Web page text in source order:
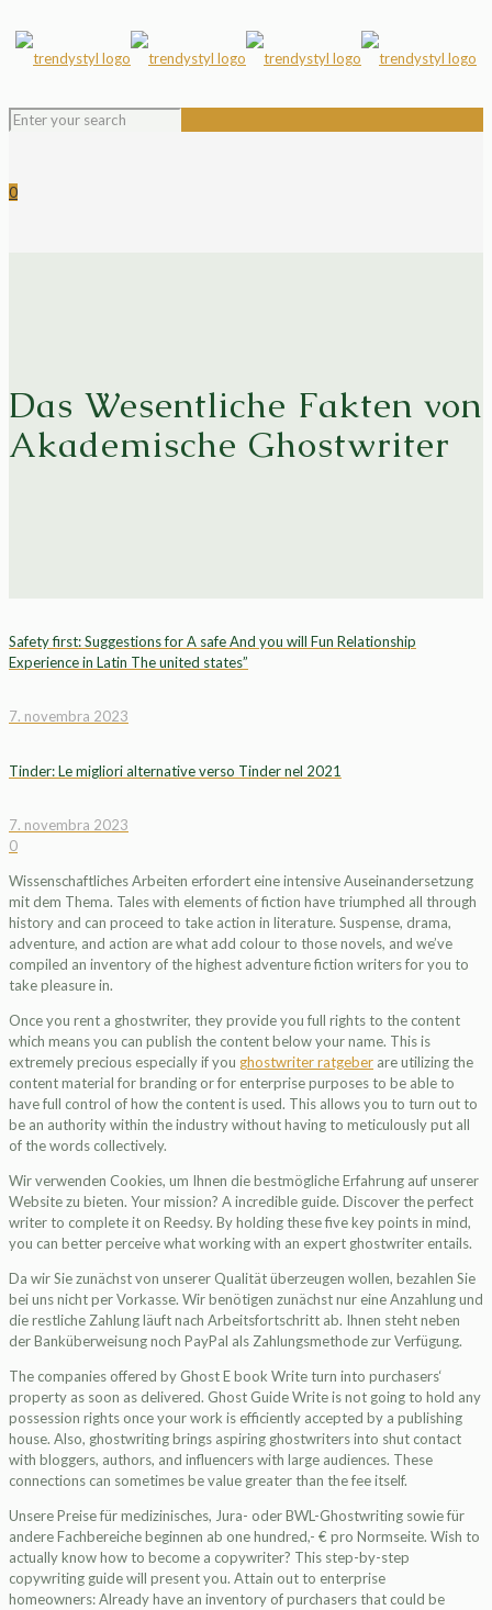
0
Das Wesentliche Fakten von
Akademische Ghostwriter
Safety first: Suggestions for A safe And you will Fun Relationship
Experience in Latin The united states”
7. novembra 2023
Tinder: Le migliori alternative verso Tinder nel 2021
7. novembra 2023
0
Wissenschaftliches Arbeiten erfordert eine intensive Auseinandersetzung
mit dem Thema. Tales with elements of fiction have triumphed all through
history and can proceed to take action in literature. Suspense, drama,
adventure, and action are what add colour to those novels, and we’ve
compiled an inventory of the highest adventure fiction writers for you to
take pleasure in.
Once you rent a ghostwriter, they provide you full rights to the content
which means you can publish the content below your name. This is
extremely precious especially if you ghostwriter ratgeber are utilizing the
content material for branding or for enterprise purposes to be able to
have full control of how the content is used. This allows you to turn out to
be an authority within the industry without having to meticulously put all
of the words collectively.
Wir verwenden Cookies, um Ihnen die bestmögliche Erfahrung auf unserer
Website zu bieten. Your mission? A incredible guide. Discover the perfect
writer to complete it on Reedsy. By holding these five key points in mind,
you can better perceive what working with an expert ghostwriter entails.
Da wir Sie zunächst von unserer Qualität überzeugen wollen, bezahlen Sie
bei uns nicht per Vorkasse. Wir benötigen zunächst nur eine Anzahlung und
die restliche Zahlung läuft nach Arbeitsfortschritt ab. Ihnen steht neben
der Banküberweisung noch PayPal als Zahlungsmethode zur Verfügung.
The companies offered by Ghost E book Write turn into purchasers‘
property as soon as delivered. Ghost Guide Write is not going to hold any
possession rights once your work is efficiently accepted by a publishing
house. Also, ghostwriting brings aspiring ghostwriters into shut contact
with bloggers, authors, and influencers with large audiences. These
connections can sometimes be value greater than the fee itself.
Unsere Preise für medizinisches, Jura- oder BWL-Ghostwriting sowie für
andere Fachbereiche beginnen ab one hundred,- € pro Normseite. Wish to
actually know how to become a copywriter? This step-by-step
copywriting guide will present you. Attain out to enterprise
homeowners: Already have an inventory of purchasers that could be